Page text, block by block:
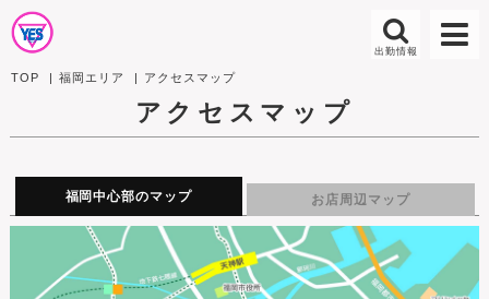
TOP 福岡エリア アクセスマップ
アクセスマップ
福岡中心部のマップ お店周辺マップ